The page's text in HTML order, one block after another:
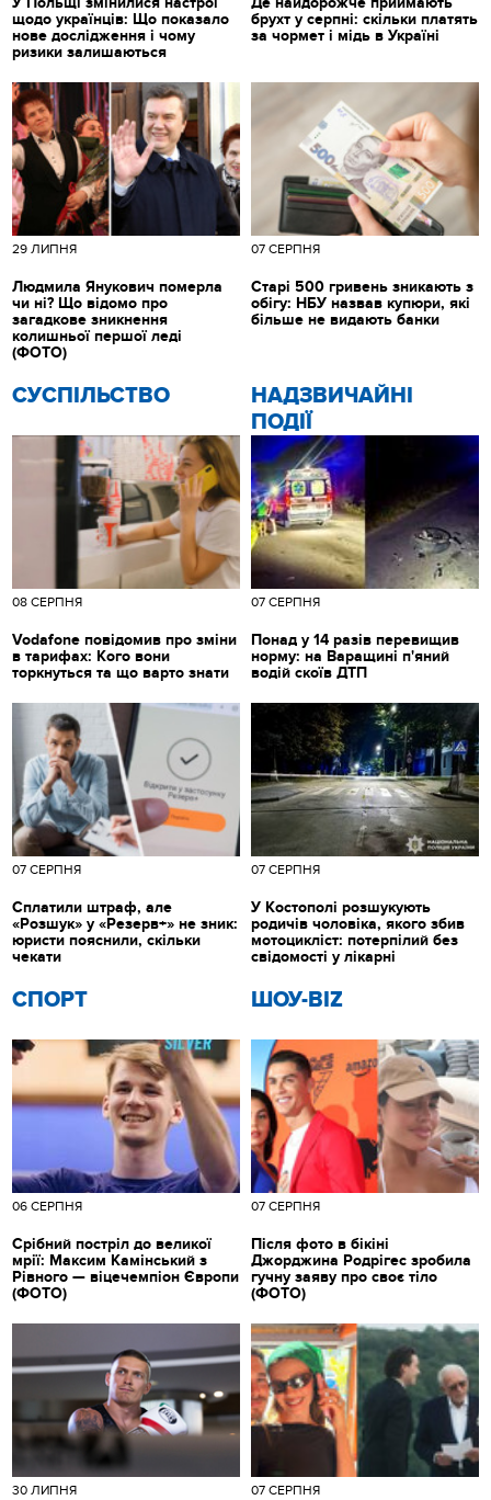
щодо українців: Що показало
нове дослідження і чому
ризики залишаються
брухт у серпні: скільки платять
за чормет і мідь в Україні
CУСПІЛЬСТВО
08 СЕРПНЯ
Vodafone повідомив про зміни
в тарифах: Кого вони
торкнуться та що варто знати
НАДЗВИЧАЙНІ
ПОДІЇ
07 СЕРПНЯ
Понад у 14 разів перевищив
норму: на Варащині п'яний
водій скоїв ДТП
СПОРТ
06 СЕРПНЯ
Срібний постріл до великої
мрії: Максим Камінський з
Рівного — віцечемпіон Європи
(ФОТО)
ШОУ-BIZ
07 СЕРПНЯ
Після фото в бікіні
Джорджина Родрігес зробила
гучну заяву про своє тіло
(ФОТО)
29 ЛИПНЯ
Людмила Янукович померла
чи ні? Що відомо про
загадкове зникнення
колишньої першої леді
(ФОТО)
07 СЕРПНЯ
Старі 500 гривень зникають з
обігу: НБУ назвав купюри, які
більше не видають банки
07 СЕРПНЯ
Сплатили штраф, але
«Розшук» у «Резерв+» не зник:
юристи пояснили, скільки
чекати
07 СЕРПНЯ
У Костополі розшукують
родичів чоловіка, якого збив
мотоцикліст: потерпілий без
свідомості у лікарні
30 ЛИПНЯ 07 СЕРПНЯ